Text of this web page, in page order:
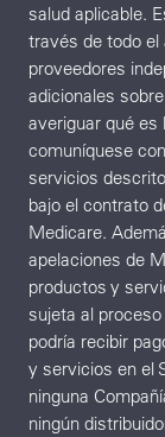
salud aplicable.
través de todo el
proveedores
adicionales
averiguar qué es
comuníquese
servicios
bajo el contrato
Medicare.
apelaciones de
productos y
sujeta al
podría recibir
y servicios en el
ninguna
ningún